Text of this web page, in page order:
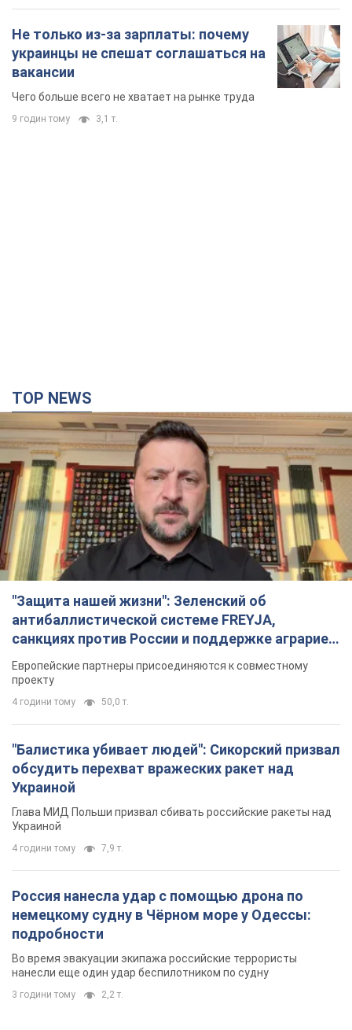
"Защита нашей жизни": Зеленский об
антибаллистической системе FREYJA,
санкциях против России и поддержке аграриев.
Видео
Европейские партнеры присоединяются к совместному
проекту
4 години тому 50,0 т.
"Балистика убивает людей": Сикорский призвал
обсудить перехват вражеских ракет над
Украиной
Украиной
Россия нанесла удар с помощью дрона по
немецкому судну в Чёрном море у Одессы:
подробности
нанесли еще один удар беспилотником по судну